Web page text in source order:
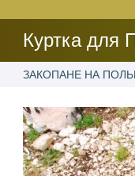
Куртка для
ЗАКОПАНЕ НА